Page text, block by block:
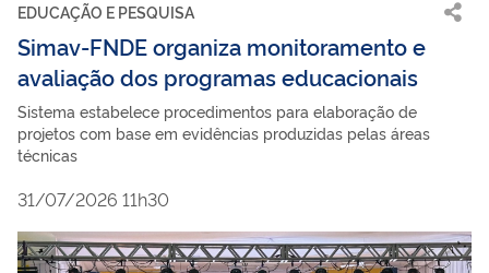
EDUCAÇÃO E PESQUISA
Simav-FNDE organiza monitoramento e
avaliação dos programas educacionais
Sistema estabelece procedimentos para elaboração de
projetos com base em evidências produzidas pelas áreas
técnicas
31/07/2026 11h30